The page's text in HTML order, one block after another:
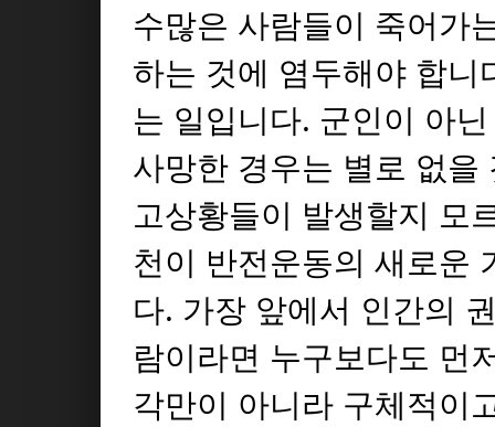
수많은 사람들이 죽어가
하는 것에 염두해야 합
는 일입니다. 군인이 아
사망한 경우는 별로 없
고상황들이 발생할지 모
천이 반전운동의 새로운
다. 가장 앞에서 인간의
람이라면 누구보다도 먼
각만이 아니라 구체적이